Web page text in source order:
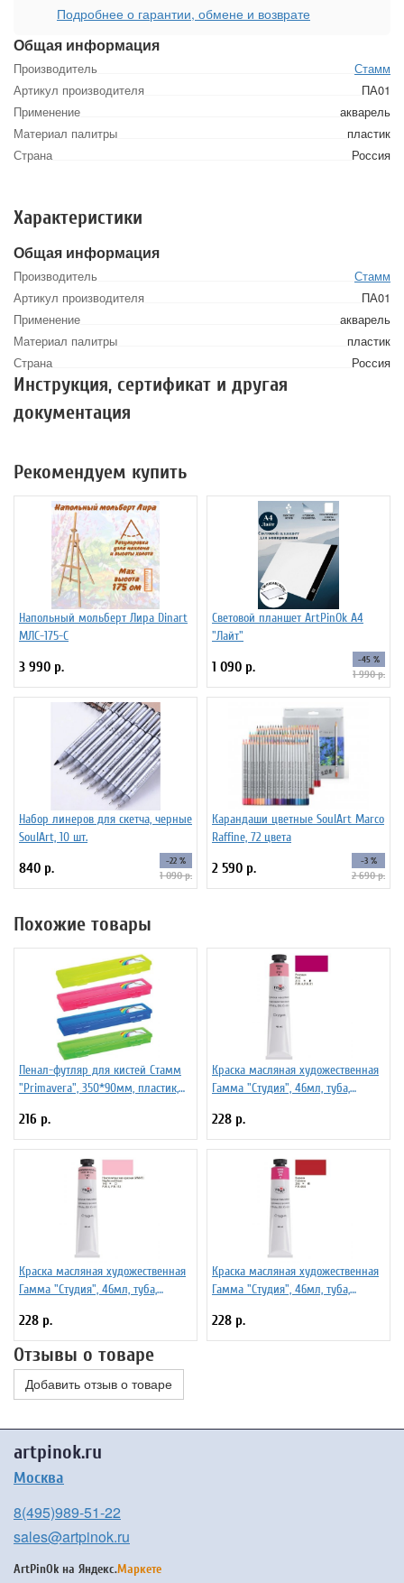
Общая информация
Производитель
Стамм
Артикул производителя
ПА01
Применение
акварель
Материал палитры
пластик
Страна
Россия
Подробнее о гарантии, обмене и возврате
Характеристики
Общая информация
Производитель
Стамм
Артикул производителя
ПА01
Применение
акварель
Материал палитры
пластик
Страна
Россия
Инструкция, сертификат и другая
документация
Рекомендуем купить
Напольный мольберт Лира Dinart
МЛС-175-С
3 990 р.
Световой планшет ArtPinOk А4
"Лайт"
1 090 р. -45 %
1 990 р.
Набор линеров для скетча, черные
SoulArt, 10 шт.
840 р. -22 %
1 090 р.
Карандаши цветные SoulArt Marco
Raffine, 72 цвета
2 590 р. -3 %
2 690 р.
Похожие товары
Пенал-футляр для кистей Стамм
"Primavera", 350*90мм, пластик,
216 р.
Краска масляная художественная
Гамма "Студия", 46мл, туба,
228 р.
Краска масляная художественная
Гамма "Студия", 46мл, туба,
228 р.
Краска масляная художественная
Гамма "Студия", 46мл, туба,
228 р.
Отзывы о товаре
Добавить отзыв о товаре
artpinok.ru
Москва
8(495)989-51-22
sales@artpinok.ru
ArtPinOk на Яндекс.Маркете